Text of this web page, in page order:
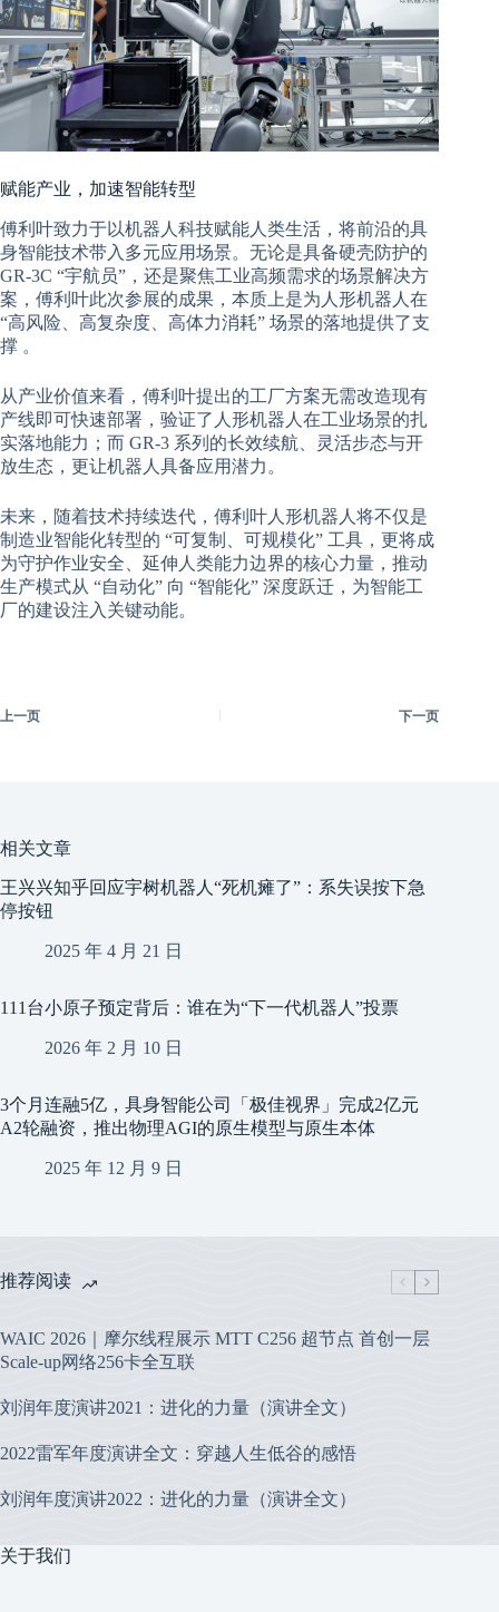
赋能产业，加速智能转型
傅利叶致力于以机器人科技赋能人类生活，将前沿的具
身智能技术带入多元应用场景。无论是具备硬壳防护的
GR-3C “宇航员”，还是聚焦工业高频需求的场景解决方
案，傅利叶此次参展的成果，本质上是为人形机器人在
“高风险、高复杂度、高体力消耗” 场景的落地提供了支
撑 。
从产业价值来看，傅利叶提出的工厂方案无需改造现有
产线即可快速部署，验证了人形机器人在工业场景的扎
实落地能力；而 GR-3 系列的长效续航、灵活步态与开
放生态，更让机器人具备应用潜力。
未来，随着技术持续迭代，傅利叶人形机器人将不仅是
制造业智能化转型的 “可复制、可规模化” 工具，更将成
为守护作业安全、延伸人类能力边界的核心力量，推动
生产模式从 “自动化” 向 “智能化” 深度跃迁，为智能工
厂的建设注入关键动能。
上一页 下一页
相关文章
王兴兴知乎回应宇树机器人“死机瘫了”：系失误按下急
停按钮
2025 年 4 月 21 日
111台小原子预定背后：谁在为“下一代机器人”投票
2026 年 2 月 10 日
3个月连融5亿，具身智能公司「极佳视界」完成2亿元
A2轮融资，推出物理AGI的原生模型与原生本体
2025 年 12 月 9 日
推荐阅读
WAIC 2026｜摩尔线程展示 MTT C256 超节点 首创一层
Scale-up网络256卡全互联
刘润年度演讲2021：进化的力量（演讲全文）
2022雷军年度演讲全文：穿越人生低谷的感悟
刘润年度演讲2022：进化的力量（演讲全文）
关于我们